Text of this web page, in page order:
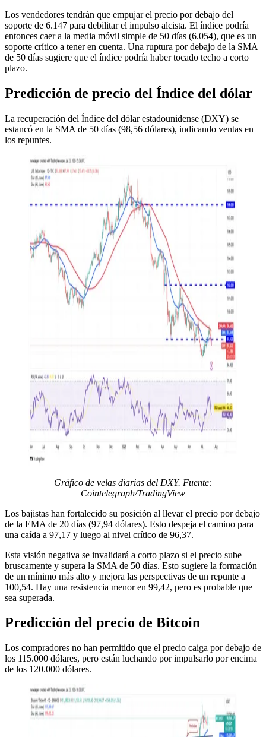
Los vendedores tendrán que empujar el precio por debajo del
soporte de 6.147 para debilitar el impulso alcista. El índice podría
entonces caer a la media móvil simple de 50 días (6.054), que es un
soporte crítico a tener en cuenta. Una ruptura por debajo de la SMA
de 50 días sugiere que el índice podría haber tocado techo a corto
plazo.
Predicción de precio del Índice del dólar
La recuperación del Índice del dólar estadounidense (DXY) se
estancó en la SMA de 50 días (98,56 dólares), indicando ventas en
los repuntes.
Gráfico de velas diarias del DXY. Fuente:
Cointelegraph/TradingView
Los bajistas han fortalecido su posición al llevar el precio por debajo
de la EMA de 20 días (97,94 dólares). Esto despeja el camino para
una caída a 97,17 y luego al nivel crítico de 96,37.
Esta visión negativa se invalidará a corto plazo si el precio sube
bruscamente y supera la SMA de 50 días. Esto sugiere la formación
de un mínimo más alto y mejora las perspectivas de un repunte a
100,54. Hay una resistencia menor en 99,42, pero es probable que
sea superada.
Predicción del precio de Bitcoin
Los compradores no han permitido que el precio caiga por debajo de
los 115.000 dólares, pero están luchando por impulsarlo por encima
de los 120.000 dólares.